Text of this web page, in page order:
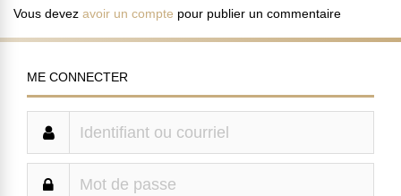
Vous devez avoir un compte pour publier un commentaire
ME CONNECTER